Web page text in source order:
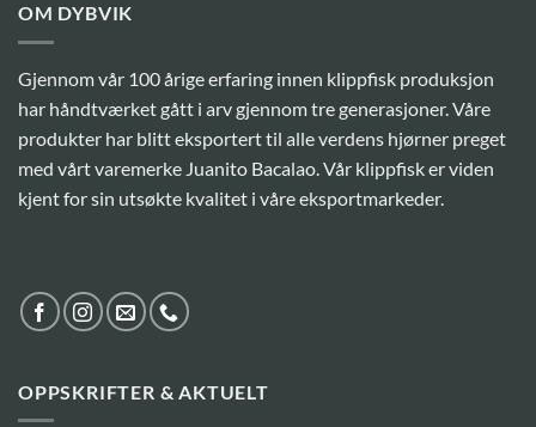
OM DYBVIK
Gjennom vår 100 årige erfaring innen klippfisk produksjon
har håndtværket gått i arv gjennom tre generasjoner. Våre
produkter har blitt eksportert til alle verdens hjørner preget
med vårt varemerke Juanito Bacalao. Vår klippfisk er viden
kjent for sin utsøkte kvalitet i våre eksportmarkeder.
OPPSKRIFTER & AKTUELT